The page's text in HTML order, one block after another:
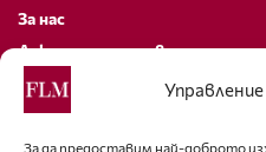
Управление
За да предоставим най-доброто
За нас
Декларация за поверителност
Политика за бисквитки
За контакти